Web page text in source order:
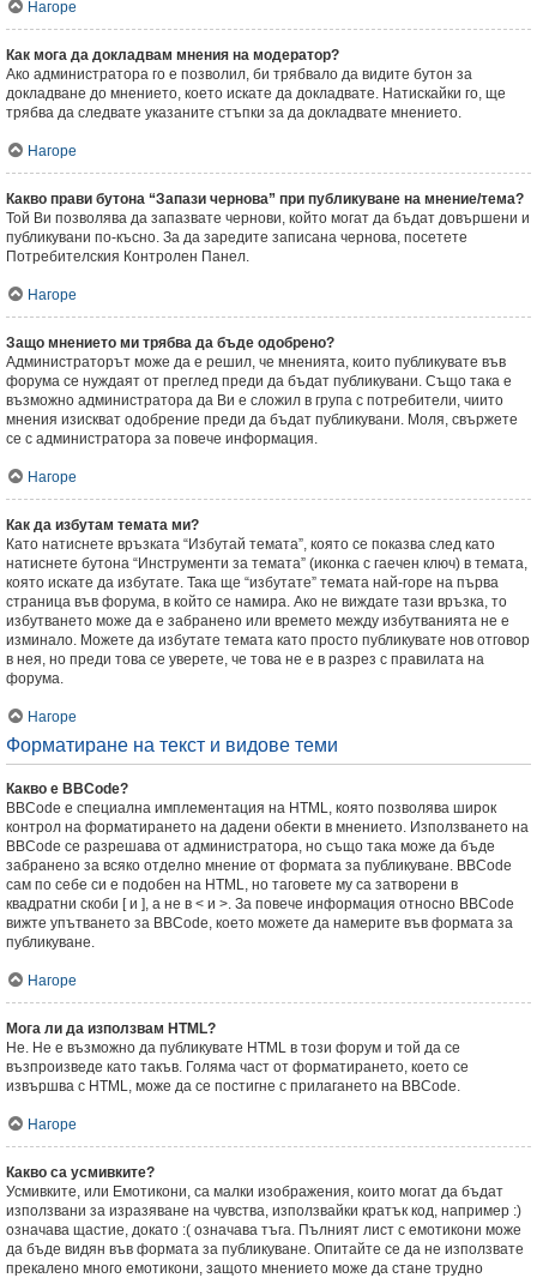
Нагоре
Как мога да докладвам мнения на модератор?
Ако администратора го е позволил, би трябвало да видите бутон за
докладване до мнението, което искате да докладвате. Натискайки го, ще
трябва да следвате указаните стъпки за да докладвате мнението.
Нагоре
Какво прави бутона “Запази чернова” при публикуване на мнение/тема?
Той Ви позволява да запазвате чернови, който могат да бъдат довършени и
публикувани по-късно. За да заредите записана чернова, посетете
Потребителския Контролен Панел.
Нагоре
Защо мнението ми трябва да бъде одобрено?
Администраторът може да е решил, че мненията, които публикувате във
форума се нуждаят от преглед преди да бъдат публикувани. Също така е
възможно администратора да Ви е сложил в група с потребители, чиито
мнения изискват одобрение преди да бъдат публикувани. Моля, свържете
се с администратора за повече информация.
Нагоре
Как да избутам темата ми?
Като натиснете връзката “Избутай темата”, която се показва след като
натиснете бутона “Инструменти за темата” (иконка с гаечен ключ) в темата,
която искате да избутате. Така ще “избутате” темата най-горе на първа
страница във форума, в който се намира. Ако не виждате тази връзка, то
избутването може да е забранено или времето между избутванията не е
изминало. Можете да избутате темата като просто публикувате нов отговор
в нея, но преди това се уверете, че това не е в разрез с правилата на
форума.
Нагоре
Форматиране на текст и видове теми
Какво е BBCode?
BBCode е специална имплементация на HTML, която позволява широк
контрол на форматирането на дадени обекти в мнението. Използването на
BBCode се разрешава от администратора, но също така може да бъде
забранено за всяко отделно мнение от формата за публикуване. BBCode
сам по себе си е подобен на HTML, но таговете му са затворени в
квадратни скоби [ и ], а не в < и >. За повече информация относно BBCode
вижте упътването за BBCode, което можете да намерите във формата за
публикуване.
Нагоре
Мога ли да използвам HTML?
Не. Не е възможно да публикувате HTML в този форум и той да се
възпроизведе като такъв. Голяма част от форматирането, което се
извършва с HTML, може да се постигне с прилагането на BBCode.
Нагоре
Какво са усмивките?
Усмивките, или Емотикони, са малки изображения, които могат да бъдат
използвани за изразяване на чувства, използвайки кратък код, например :)
означава щастие, докато :( означава тъга. Пълният лист с емотикони може
да бъде видян във формата за публикуване. Опитайте се да не използвате
прекалено много емотикони, защото мнението може да стане трудно